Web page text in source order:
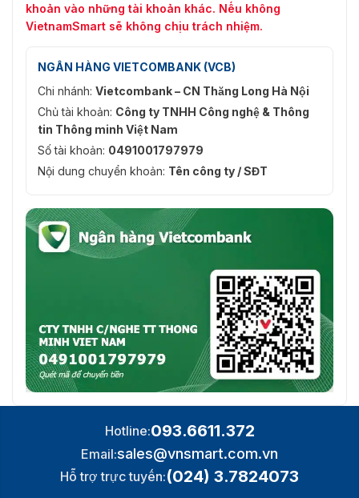
khoản vào những tài khoản khác. Nếu không
VietnamSmart sẽ không chịu trách nhiệm.
NGÂN HÀNG VIETCOMBANK (VCB)
Chi nhánh: Vietcombank – CN Thăng Long Hà Nội
Chủ tài khoản: Công ty TNHH Công nghệ & Thông
tin Thông minh Việt Nam
Số tài khoản: 0491001797979
Nội dung chuyển khoản: Tên công ty / SĐT
Hotline:093.6611.372
Email:sales@vnsmart.com.vn
Hỗ trợ trực tuyến:(024) 3.7824073